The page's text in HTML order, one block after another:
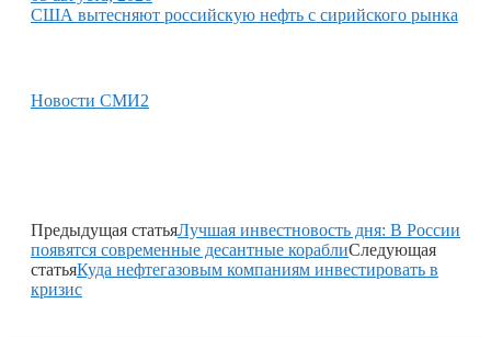
США вытесняют российскую нефть с сирийского рынка
Новости СМИ2
Предыдущая статьяЛучшая инвестновость дня: В России
появятся современные десантные кораблиСледующая
статьяКуда нефтегазовым компаниям инвестировать в
кризис